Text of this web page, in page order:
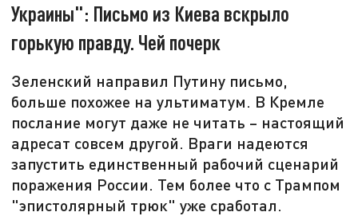
Украины": Письмо из Киева вскрыло
горькую правду. Чей почерк
Зеленский направил Путину письмо,
больше похожее на ультиматум. В Кремле
послание могут даже не читать – настоящий
адресат совсем другой. Враги надеются
запустить единственный рабочий сценарий
поражения России. Тем более что с Трампом
"эпистолярный трюк" уже сработал.